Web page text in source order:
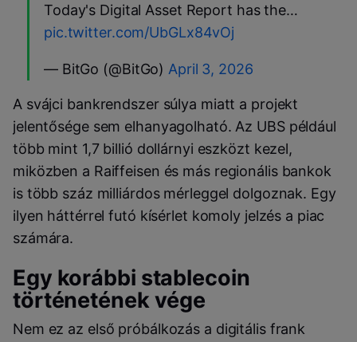
Today's Digital Asset Report has the…
pic.twitter.com/UbGLx84vOj
— BitGo (@BitGo) April 3, 2026
A svájci bankrendszer súlya miatt a projekt
jelentősége sem elhanyagolható. Az UBS például
több mint 1,7 billió dollárnyi eszközt kezel,
miközben a Raiffeisen és más regionális bankok
is több száz milliárdos mérleggel dolgoznak. Egy
ilyen háttérrel futó kísérlet komoly jelzés a piac
számára.
Egy korábbi stablecoin
történetének vége
Nem ez az első próbálkozás a digitális frank